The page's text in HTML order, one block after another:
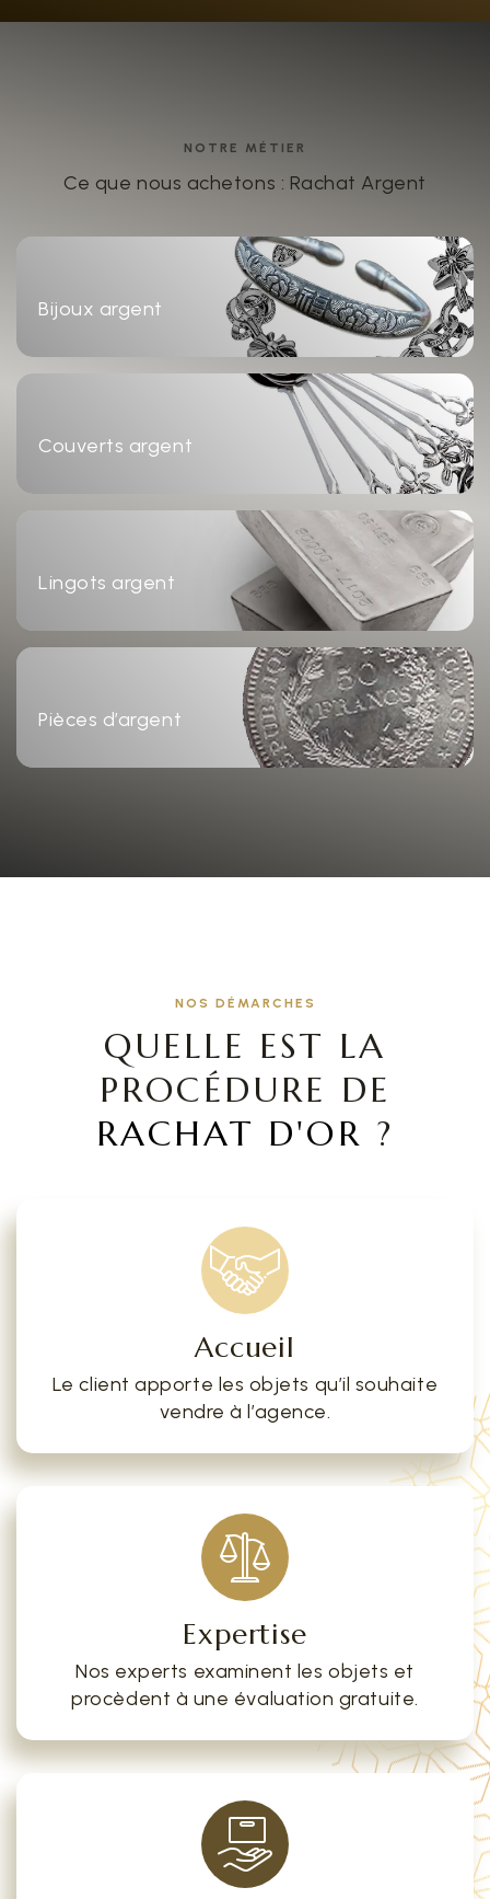
NOTRE MÉTIER
Ce que nous achetons : Rachat Argent
Bijoux argent
Couverts argent
Lingots argent
Pièces d’argent
NOS DÉMARCHES
QUELLE EST LA
PROCÉDURE DE
RACHAT D'OR ?
Accueil
Le client apporte les objets qu’il souhaite
vendre à l’agence.
Expertise
Nos experts examinent les objets et
procèdent à une évaluation gratuite.